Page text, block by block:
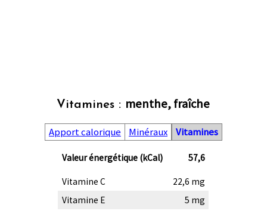
Vitamines : menthe, fraîche
Apport calorique Minéraux Vitamines
Valeur énergétique (kCal) 57,6
Vitamine C
22,6 mg
Vitamine E
5 mg